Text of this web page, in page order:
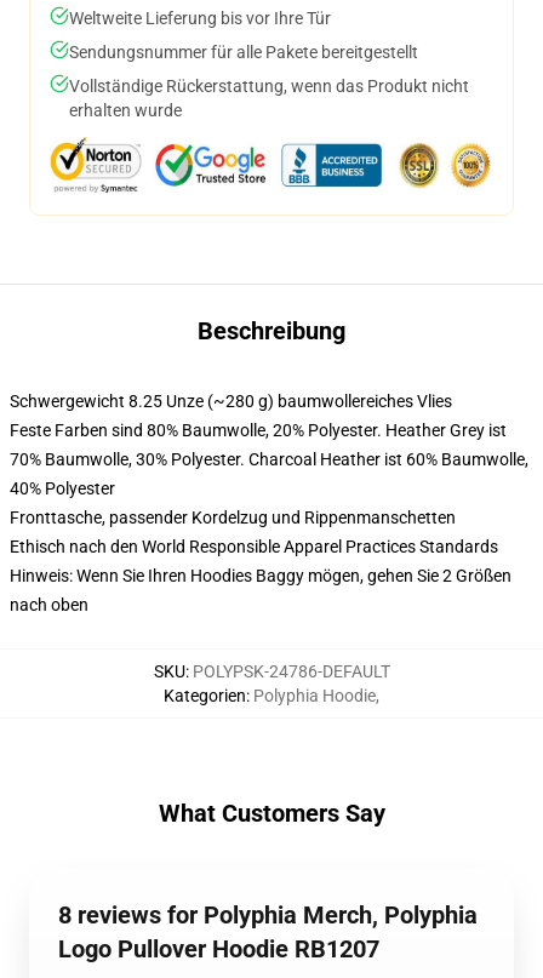
Weltweite Lieferung bis vor Ihre Tür
Sendungsnummer für alle Pakete bereitgestellt
Vollständige Rückerstattung, wenn das Produkt nicht
erhalten wurde
Beschreibung
Schwergewicht 8.25 Unze (~280 g) baumwollereiches Vlies
Feste Farben sind 80% Baumwolle, 20% Polyester. Heather Grey ist
70% Baumwolle, 30% Polyester. Charcoal Heather ist 60% Baumwolle,
40% Polyester
Fronttasche, passender Kordelzug und Rippenmanschetten
Ethisch nach den World Responsible Apparel Practices Standards
Hinweis: Wenn Sie Ihren Hoodies Baggy mögen, gehen Sie 2 Größen
nach oben
SKU: POLYPSK-24786-DEFAULT
Kategorien: Polyphia Hoodie,
What Customers Say
8 reviews for Polyphia Merch, Polyphia
Logo Pullover Hoodie RB1207